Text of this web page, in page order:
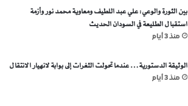
بين الثورة والوعي: علي عبد اللطيف ومعاوية محمد نور وأزمة
استقبال الطليعة في السودان الحديث
منذ 3 أيام
الوثيقة الدستورية… عندما تحولت الثغرات إلى بوابة لانهيار الانتقال
منذ 3 أيام